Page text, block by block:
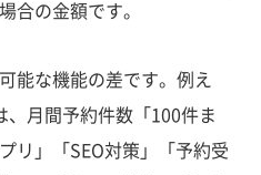
合の金額です。
能な機能の差です。例え
、月間予約件数「100件ま
リ」「SEO対策」「予約受